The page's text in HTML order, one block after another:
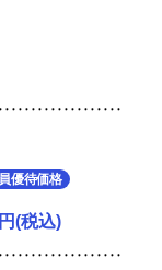
優待価格
円(税込)